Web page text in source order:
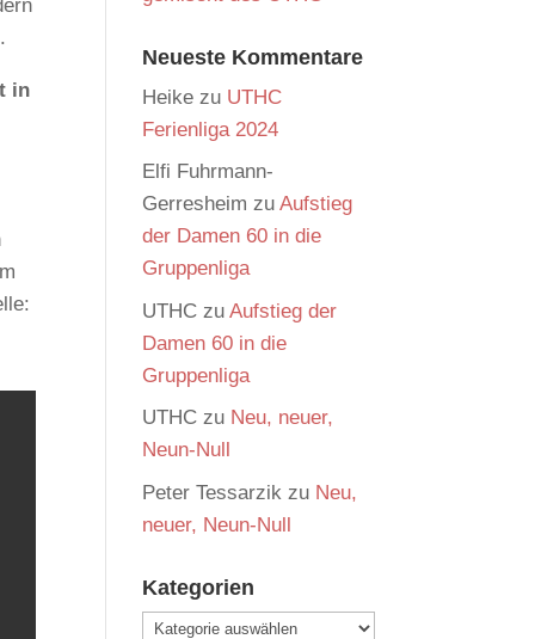
in
Neueste Kommentare
Heike zu UTHC
Ferienliga 2024
Elfi Fuhrmann-
Gerresheim zuAufstieg
der Damen 60 in die
Gruppenliga
UTHC zuAufstieg der
Damen 60 in die
Gruppenliga
UTHC zu Neu, neuer,
Neun-Null
Peter Tessarzik zu Neu,
neuer, Neun-Null
Kategorien
Kategorien